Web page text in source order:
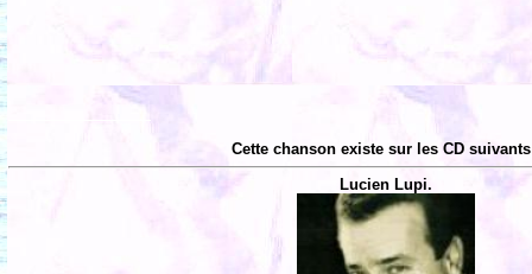
Cette chanson existe sur les CD
Lucien Lupi.